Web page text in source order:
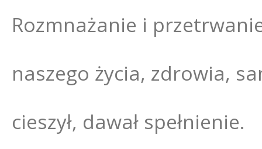
Rozmnażanie i
naszego życia, zdrowia,
cieszył, dawał spełnienie.